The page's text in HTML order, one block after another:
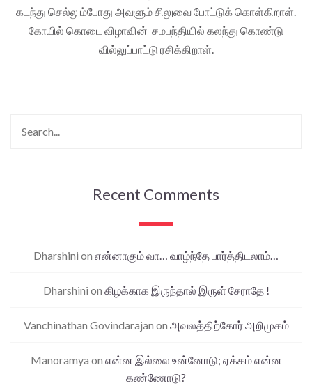
கடந்து செல்லும்போது அவளும் சிலுவை போட்டுக் கொள்கிறாள்.
கோயில் கொடை விழாவின் சமபந்தியில் கலந்து கொண்டு
வில்லுப்பாட்டு ரசிக்கிறாள்.
Recent Comments
Dharshini on என்னாகும் வா… வாழ்ந்தே பார்த்திடலாம்…
Dharshini on கிழக்காக இருந்தால் இருள் சேராதே !
Vanchinathan Govindarajan on அவலத்திற்கோர் அறிமுகம்
Manoramya on என்ன இல்லை உன்னோடு; ஏக்கம் என்ன
கண்ணோடு?